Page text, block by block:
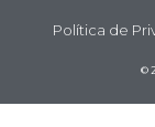
Política de
©